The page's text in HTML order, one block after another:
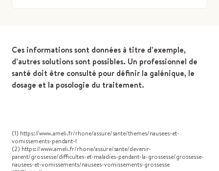
Ces informations sont données à titre d’exemple,
d’autres solutions sont possibles. Un professionnel de
santé doit être consulté pour définir la galénique, le
dosage et la posologie du traitement.
(1) https://www.ameli.fr/rhone/assure/sante/themes/nausees-et-
vomissements-pendant-l
(2) https://www.ameli.fr/rhone/assure/sante/devenir-
parent/grossesse/difficultes-et-maladies-pendant-la-grossesse/grossesse-
nausees-et-vomissements/nausees-vomissements-grossesse